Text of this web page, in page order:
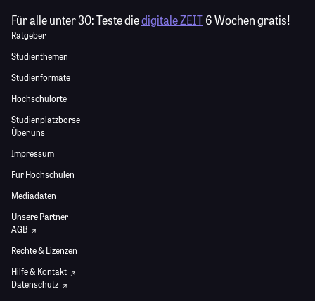
Für alle unter 30:Teste diedigitale ZEIT6 Wochen gratis!
Ratgeber
Studienthemen
Studienformate
Hochschulorte
Studienplatzbörse
Über uns
Impressum
Für Hochschulen
Mediadaten
Unsere Partner
AGB
Rechte & Lizenzen
Hilfe & Kontakt
Datenschutz